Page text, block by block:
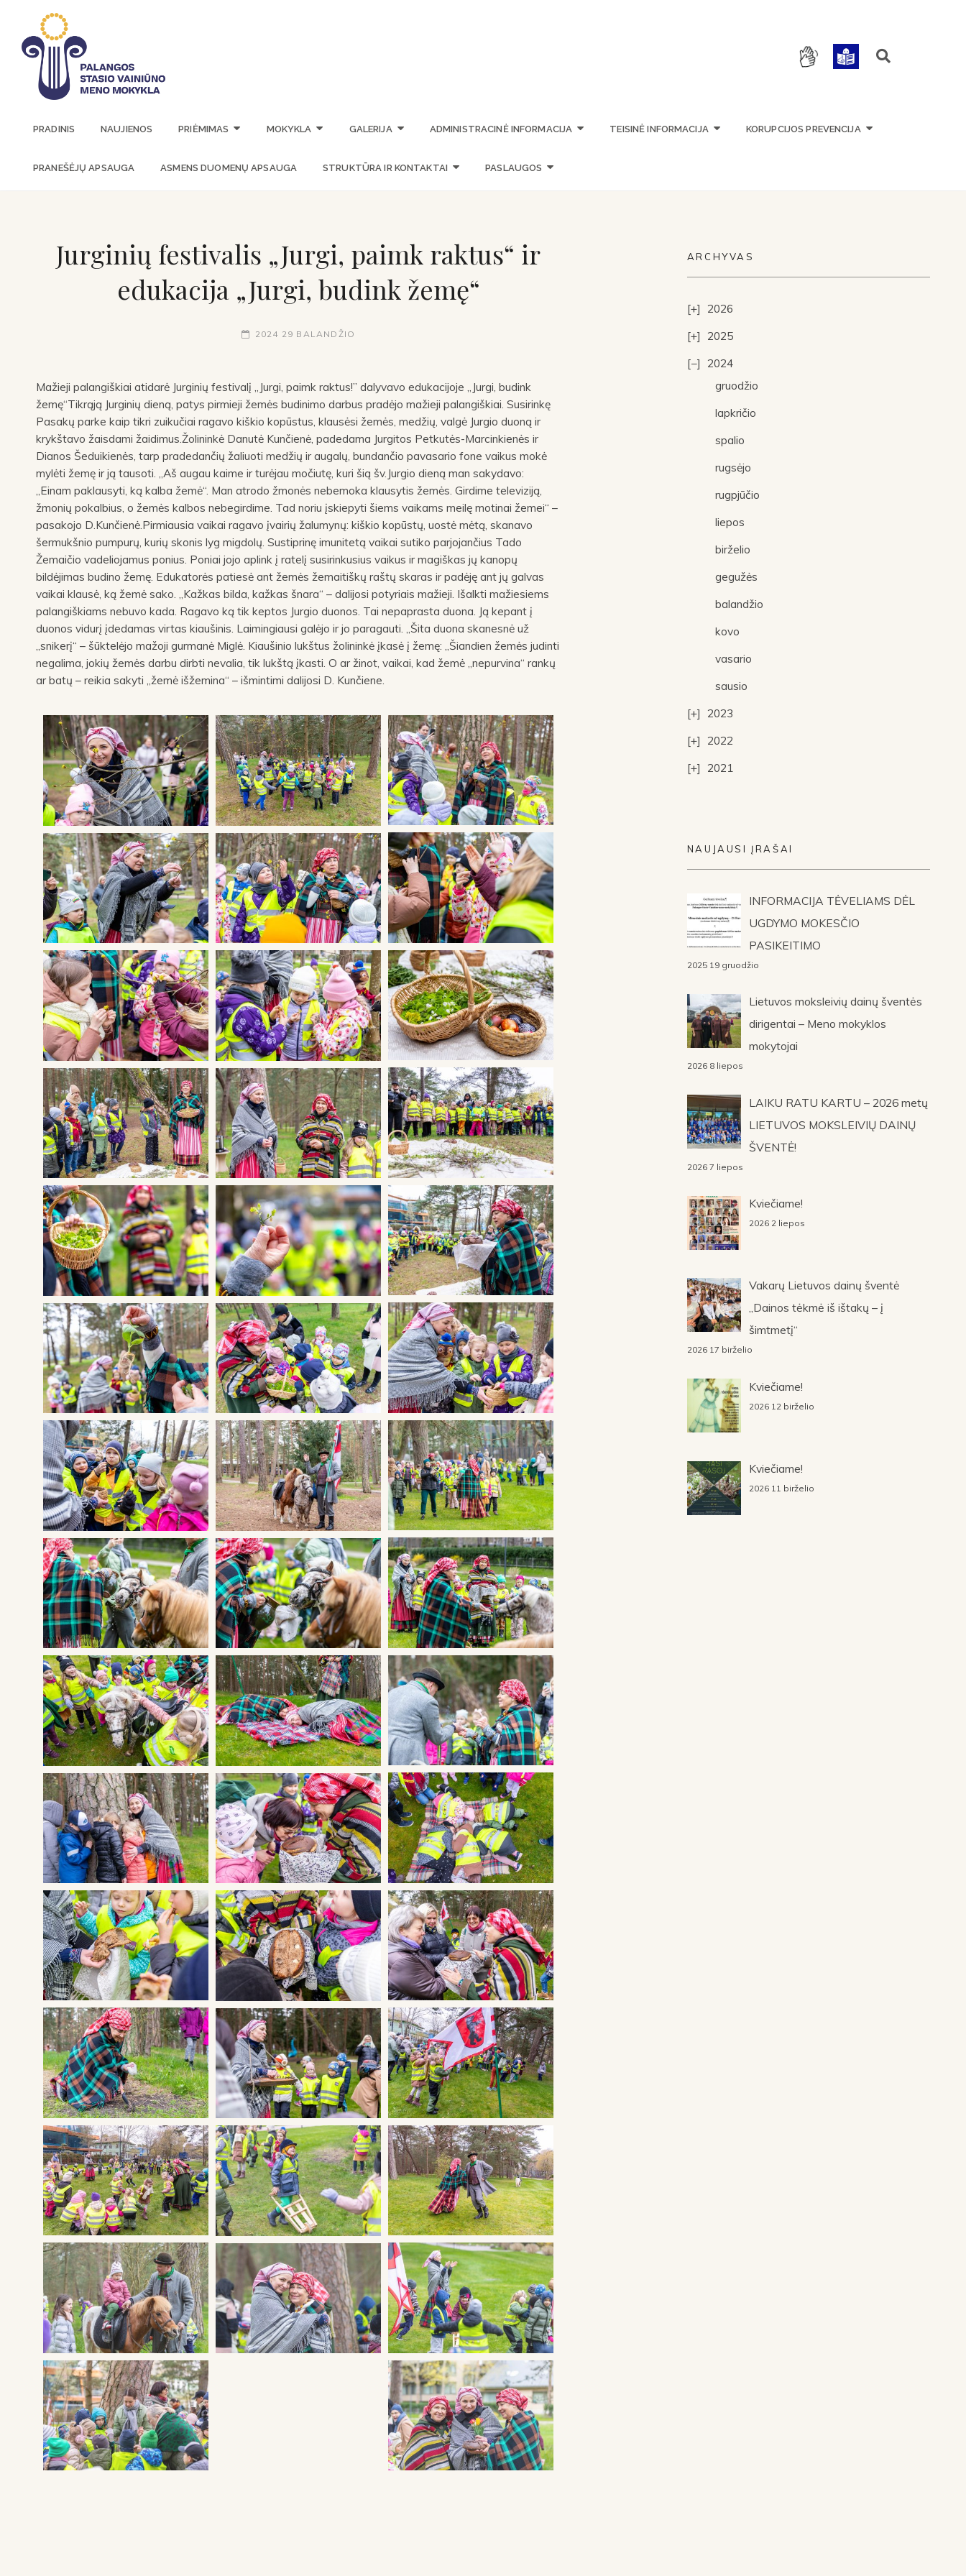
PRADINIS NAUJIENOS PRIĖMIMAS MOKYKLA GALERIJA ADMINISTRACINĖ INFORMACIJA TEISINĖ INFORMACIJA KORUPCIJOS PREVENCIJA
PRANEŠĖJŲ APSAUGA ASMENS DUOMENŲ APSAUGA STRUKTŪRA IR KONTAKTAI PASLAUGOS
Jurginių festivalis „Jurgi, paimk raktus“ ir
edukacija „Jurgi, budink žemę“
2024 29 BALANDŽIO
Mažieji palangiškiai atidarė Jurginių festivalį „Jurgi, paimk raktus!” dalyvavo edukacijoje „Jurgi, budink
žemę“Tikrąją Jurginių dieną, patys pirmieji žemės budinimo darbus pradėjo mažieji palangiškiai. Susirinkę
Pasakų parke kaip tikri zuikučiai ragavo kiškio kopūstus, klausėsi žemės, medžių, valgė Jurgio duoną ir
krykštavo žaisdami žaidimus.Žolininkė Danutė Kunčienė, padedama Jurgitos Petkutės-Marcinkienės ir
Dianos Šeduikienės, tarp pradedančių žaliuoti medžių ir augalų, bundančio pavasario fone vaikus mokė
mylėti žemę ir ją tausoti. „Aš augau kaime ir turėjau močiutę, kuri šią šv.Jurgio dieną man sakydavo:
„Einam paklausyti, ką kalba žemė“. Man atrodo žmonės nebemoka klausytis žemės. Girdime televiziją,
žmonių pokalbius, o žemės kalbos nebegirdime. Tad noriu įskiepyti šiems vaikams meilę motinai žemei“ –
pasakojo D.Kunčienė.Pirmiausia vaikai ragavo įvairių žalumynų: kiškio kopūstų, uostė mėtą, skanavo
šermukšnio pumpurų, kurių skonis lyg migdolų. Sustiprinę imunitetą vaikai sutiko parjojančius Tado
Žemaičio vadeliojamus ponius. Poniai jojo aplink į ratelį susirinkusius vaikus ir magiškas jų kanopų
bildėjimas budino žemę. Edukatorės patiesė ant žemės žemaitiškų raštų skaras ir padėję ant jų galvas
vaikai klausė, ką žemė sako. „Kažkas bilda, kažkas šnara“ – dalijosi potyriais mažieji. Išalkti mažiesiems
palangiškiams nebuvo kada. Ragavo ką tik keptos Jurgio duonos. Tai nepaprasta duona. Ją kepant į
duonos vidurį įdedamas virtas kiaušinis. Laimingiausi galėjo ir jo paragauti. „Šita duona skanesnė už
„snikerį“ – šūktelėjo mažoji gurmanė Miglė. Kiaušinio lukštus žolininkė įkasė į žemę: „Šiandien žemės judinti
negalima, jokių žemės darbu dirbti nevalia, tik lukštą įkasti. O ar žinot, vaikai, kad žemė „nepurvina“ rankų
ar batų – reikia sakyti „žemė išžemina“ – išmintimi dalijosi D. Kunčiene.
ARCHYVAS
2026
2025
2024
gruodžio
lapkričio
spalio
rugsėjo
rugpjūčio
liepos
birželio
gegužės
balandžio
kovo
vasario
sausio
2023
2022
2021
NAUJAUSI ĮRAŠAI
INFORMACIJA TĖVELIAMS DĖL
UGDYMO MOKESČIO
PASIKEITIMO
2025 19 gruodžio
Lietuvos moksleivių dainų šventės
dirigentai – Meno mokyklos
mokytojai
2026 8 liepos
LAIKU RATU KARTU – 2026 metų
LIETUVOS MOKSLEIVIŲ DAINŲ
ŠVENTĖ!
2026 7 liepos
Kviečiame!
2026 2 liepos
Vakarų Lietuvos dainų šventė
„Dainos tėkmė iš ištakų – į
šimtmetį“
2026 17 birželio
Kviečiame!
2026 12 birželio
Kviečiame!
2026 11 birželio